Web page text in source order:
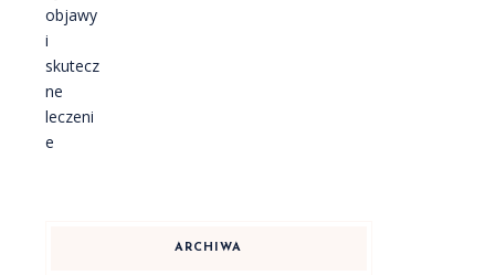
ARCHIWA